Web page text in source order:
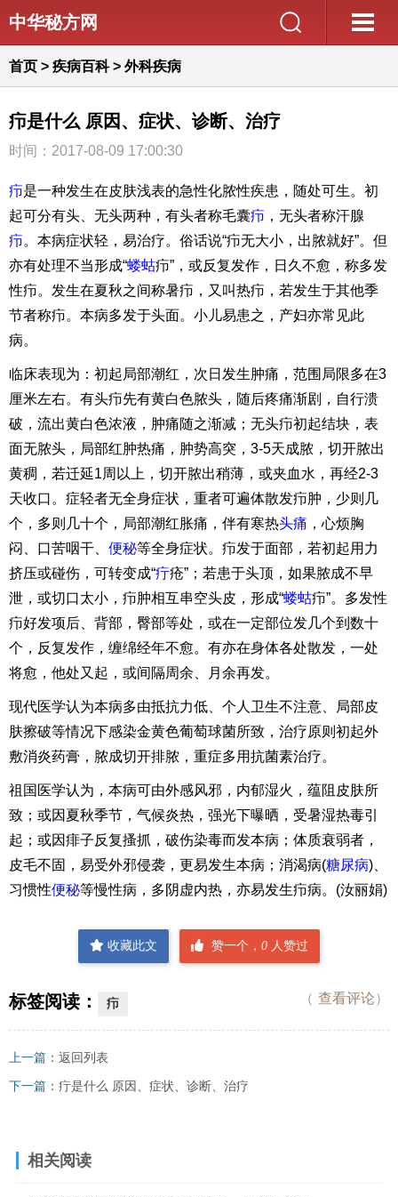
中华秘方网
首页 > 疾病百科> 外科疾病
疖是什么 原因、症状、诊断、治疗
时间：2017-08-09 17:00:30
疖是一种发生在皮肤浅表的急性化脓性疾患，随处可生。初
起可分有头、无头两种，有头者称毛囊疖 ，无头者称汗腺
疖。本病症状轻，易治疗。俗话说“疖无大小，出脓就好”。但
亦有处理不当形成“蝼蛄疖”，或反复发作，日久不愈，称多发
性疖。发生在夏秋之间称暑疖，又叫热疖，若发生于其他季
节者称疖。本病多发于头面。小儿易患之，产妇亦常见此
病。
临床表现为：初起局部潮红，次日发生肿痛，范围局限多在3
厘米左右。有头疖先有黄白色脓头，随后疼痛渐剧，自行溃
破，流出黄白色浓液，肿痛随之渐减；无头疖初起结块，表
面无脓头，局部红肿热痛，肿势高突，3-5天成脓，切开脓出
黄稠，若迁延1周以上，切开脓出稍薄，或夹血水，再经2-3
天收口。症轻者无全身症状，重者可遍体散发疖肿，少则几
个，多则几十个，局部潮红胀痛，伴有寒热头痛 ，心烦胸
闷、口苦咽干、 便秘等全身症状。疖发于面部，若初起用力
挤压或碰伤，可转变成“疔疮”；若患于头顶，如果脓成不早
泄，或切口太小，疖肿相互串空头皮，形成“蝼蛄疖”。多发性
疖好发项后、背部，臀部等处，或在一定部位发几个到数十
个，反复发作，缠绵经年不愈。有亦在身体各处散发，一处
将愈，他处又起，或间隔周余、月余再发。
现代医学认为本病多由抵抗力低、个人卫生不注意、局部皮
肤擦破等情况下感染金黄色葡萄球菌所致，治疗原则初起外
敷消炎药膏，脓成切开排脓，重症多用抗菌素治疗。
祖国医学认为，本病可由外感风邪，内郁湿火，蕴阻皮肤所
致；或因夏秋季节，气候炎热，强光下曝晒，受暑湿热毒引
起；或因痱子反复搔抓，破伤染毒而发本病；体质衰弱者，
皮毛不固，易受外邪侵袭，更易发生本病；消渴病(糖尿病)、
习惯性便秘等慢性病，多阴虚内热，亦易发生疖病。(汝丽娟)
收藏此文 赞一个，0 人赞过
（ 查看评论）
标签阅读： 疖
上一篇： 返回列表
下一篇： 疔是什么 原因、症状、诊断、治疗
相关阅读